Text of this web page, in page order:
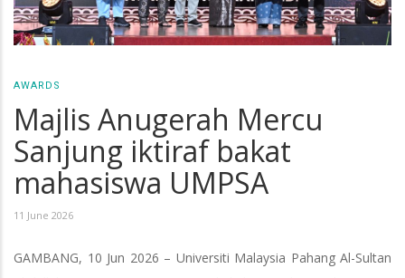
AWARDS
Majlis Anugerah Mercu
Sanjung iktiraf bakat
mahasiswa UMPSA
11 June 2026
GAMBANG, 10 Jun 2026 – Universiti Malaysia Pahang Al-Sultan